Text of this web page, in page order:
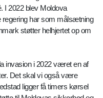
I 2022 blev Moldova
regering har som målsætning
støtter helhjertet op om
invasion i 2022 været en af
Det skal vi også være
ligger få timers kørsel